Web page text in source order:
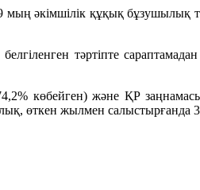
мың әкімшілік құқық бұзушылық
тәртіпте
көбейген) және ҚР
өткен жылмен салыстырғанда